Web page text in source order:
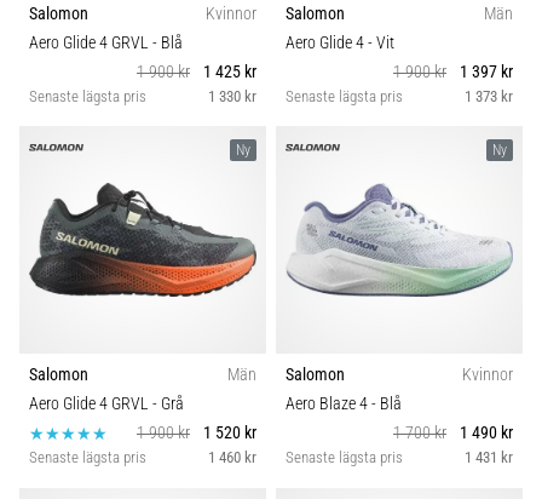
Salomon
Kvinnor
Aero Glide 4 GRVL - Blå
1 900 kr
1 425 kr
Senaste lägsta pris 1 330 kr
Salomon
Män
Aero Glide 4- Vit
1 900 kr
1 397 kr
Senaste lägsta pris 1 373 kr
Ny
Salomon
Män
Aero Glide 4 GRVL - Grå
1 900 kr
1 520 kr
Senaste lägsta pris 1 460 kr
Ny
Salomon
Kvinnor
Aero Blaze 4- Blå
1 700 kr
1 490 kr
Senaste lägsta pris 1 431 kr